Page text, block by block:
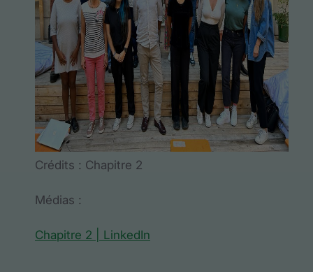
Crédits : Chapitre 2
Médias :
Chapitre 2 | LinkedIn